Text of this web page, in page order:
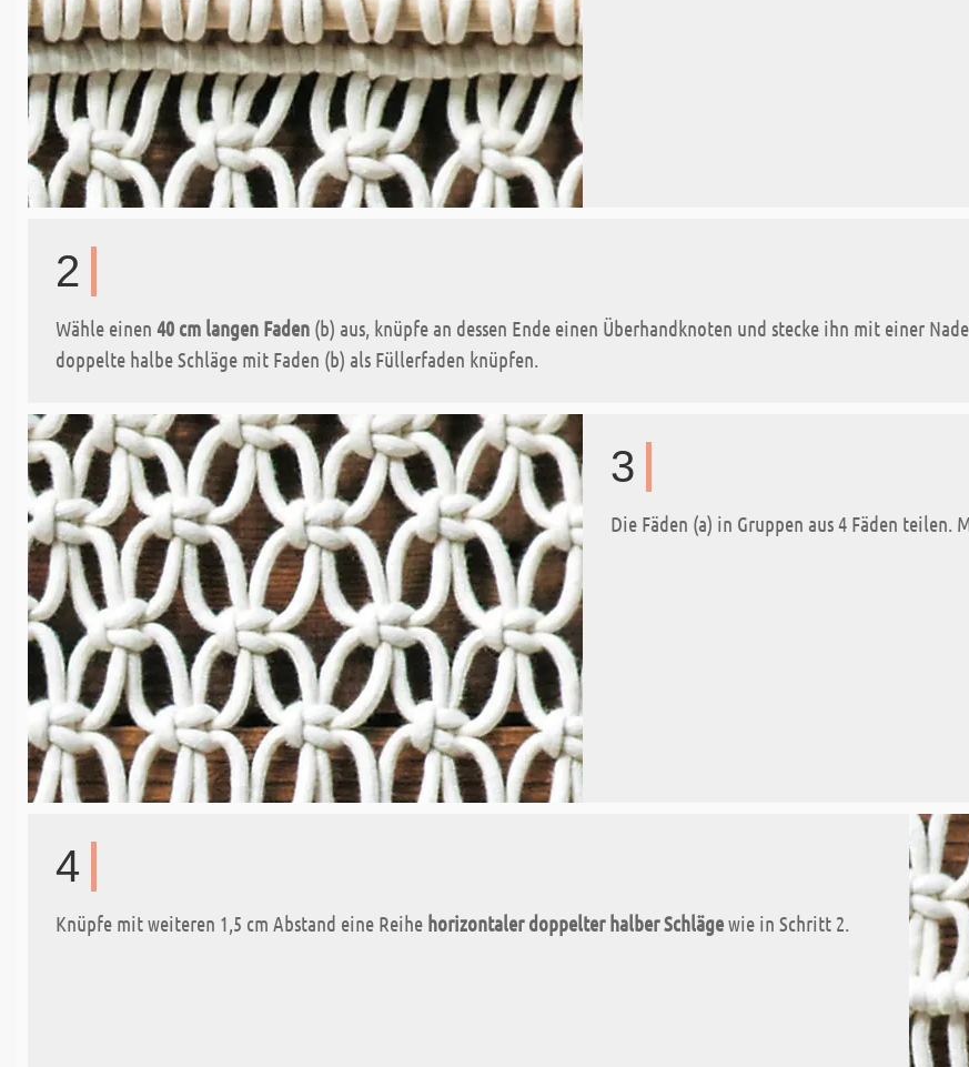
2
Wähle einen 40 cm langen Faden (b) aus, knüpfe an dessen Ende einen Überhandknoten und stecke ihn mit einer
doppelte halbe Schläge mit Faden (b) als Füllerfaden knüpfen.
3
Die Fäden (a) in Gruppen aus 4 Fäden teilen.
4
Knüpfe mit weiteren 1,5 cm Abstand eine Reihe horizontaler doppelter halber Schlägewie in Schritt 2.